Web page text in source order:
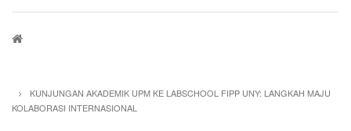
Breadcrumb
KUNJUNGAN AKADEMIK UPM KE LABSCHOOL FIPP UNY: LANGKAH MAJU
KOLABORASI INTERNASIONAL